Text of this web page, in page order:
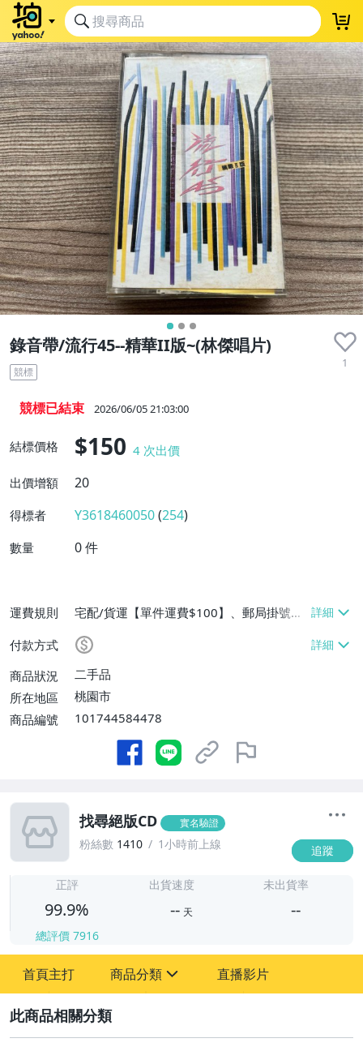
錄音帶/流行45--精華II版~(林傑唱片)
1
競標
競標已結束 2026/06/05 21:03:00
結標價格 $150 4 次出價
出價增額
20
得標者 Y3618460050(254)
數量 0件
運費規則
宅配/貨運【單件運費$100】、郵局掛號
【單件運費$60、滿100件或消費滿$25000
免運費】
付款方式
商品狀況
二手品
所在地區
桃園市
商品編號
101744584478
找尋絕版CD 實名驗證
粉絲數 1410 1小時前上線 追蹤
正評
99.9%
總評價 7916
出貨速度
-- 天
未出貨率
--
首頁主打 商品分類
圖書/影音/文具
直播影片